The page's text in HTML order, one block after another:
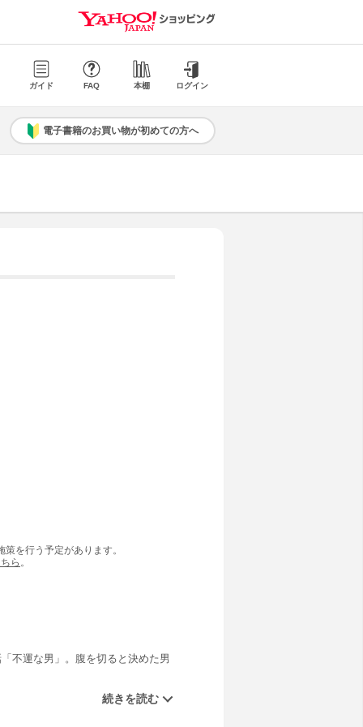
ガイド FAQ 本棚 ログイン
電子書籍のお買い物が初めての方へ
を行う予定があります。
ら 。
不運な男」。腹を切ると決めた男